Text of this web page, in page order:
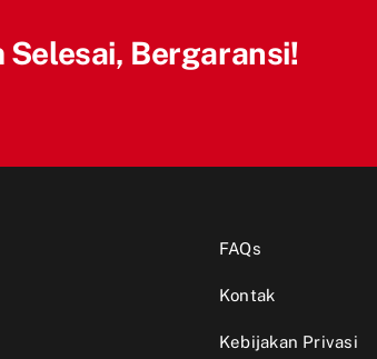
Selesai, Bergaransi!
FAQs
Kontak
Kebijakan Privasi